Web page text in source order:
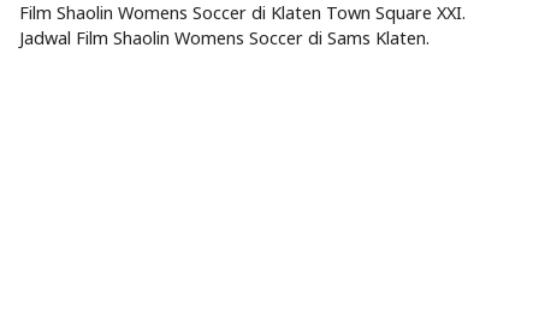
Film Shaolin Womens Soccer di Klaten Town Square XXI.
Jadwal Film Shaolin Womens Soccer di Sams Klaten.